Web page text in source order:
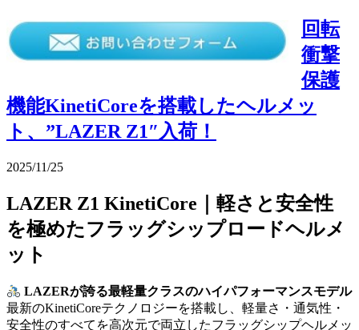
回転
衝撃
保護
機能KinetiCoreを搭載したヘルメッ
ト、”LAZER Z1″入荷！
2025/11/25
LAZER Z1 KinetiCore｜軽さと安全性
を極めたフラッグシップロードヘルメ
ット
LAZERが誇る最軽量クラスのハイパフォーマンスモデル
最新のKinetiCoreテクノロジーを搭載し、軽量さ・通気性・
安全性のすべてを高次元で両立したフラッグシップヘルメッ